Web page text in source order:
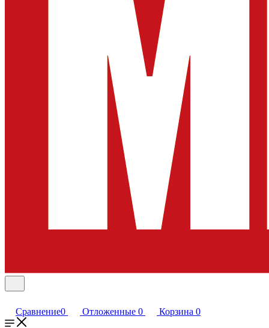
Сравнение0 Отложенные 0 Корзина 0